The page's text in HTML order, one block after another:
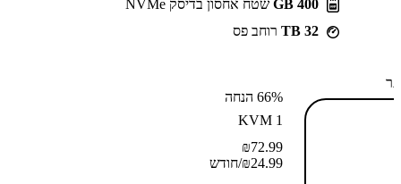
400 GB
שטח אחסון בדיסק NVMe
32 TB
רוחב פס
66% הנחה
KVM 1
72.99
₪
24.99
₪/חודש